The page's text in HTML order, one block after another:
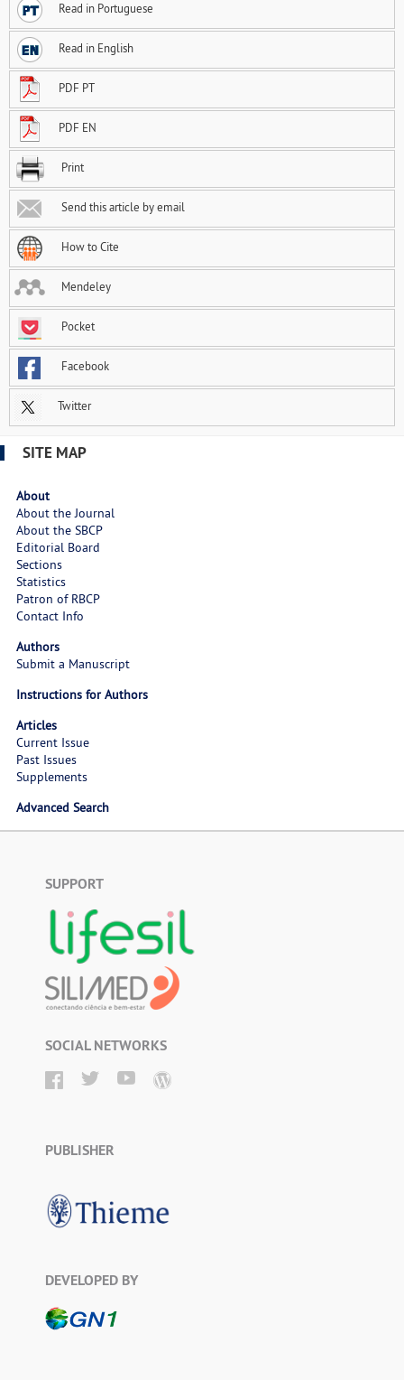
Read in Portuguese
Read in English
PDF PT
PDF EN
Print
Send this article by email
How to Cite
Mendeley
Pocket
Facebook
Twitter
SITE MAP
About
About the Journal
About the SBCP
Editorial Board
Sections
Statistics
Patron of RBCP
Contact Info
Authors
Submit a Manuscript
Instructions for Authors
Articles
Current Issue
Past Issues
Supplements
Advanced Search
SUPPORT
SOCIAL NETWORKS
PUBLISHER
DEVELOPED BY